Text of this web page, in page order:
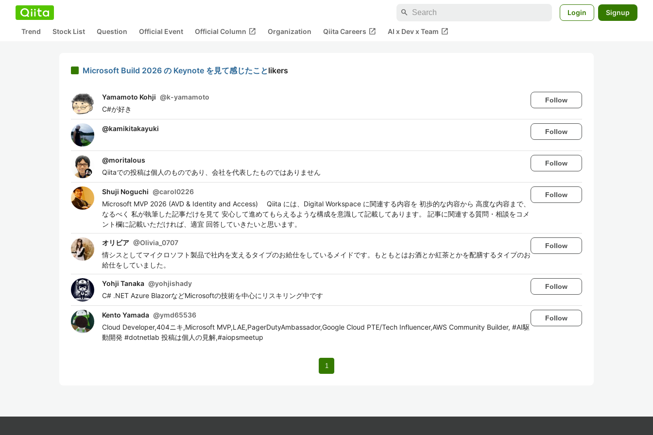
search Login Signup
Trend Stock List Question Official Event Official Column open_in_new Organization Qiita Careers open_in_new AI x Dev x Team open_in_new
Microsoft Build 2026 の Keynote を見て感じたことlikers
Yamamoto Kohji @k-yamamoto
C#が好き
Follow
@kamikitakayuki Follow
@moritalous
Qiitaでの投稿は個人のものであり、会社を代表したものではありません
Follow
Shuji Noguchi @carol0226
Microsoft MVP 2026 (AVD & Identity and Access) Qiita には、Digital Workspace に関連する内容を 初歩的な内容から 高度な内容まで、
なるべく 私が執筆した記事だけを見て 安心して進めてもらえるような構成を意識して記載してあります。 記事に関連する質問・相談をコメ
ント欄に記載いただければ、適宜 回答していきたいと思います。
Follow
オリビア @Olivia_0707
情シスとしてマイクロソフト製品で社内を支えるタイプのお給仕をしているメイドです。もともとはお酒とか紅茶とかを配膳するタイプのお
給仕をしていました。
Follow
Yohji Tanaka @yohjishady
C# .NET Azure BlazorなどMicrosoftの技術を中心にリスキリング中です
Follow
Kento Yamada @ymd65536
Cloud Developer,404ニキ,Microsoft MVP,LAE,PagerDutyAmbassador,Google Cloud PTE/Tech Influencer,AWS Community Builder, #AI駆
動開発 #dotnetlab 投稿は個人の見解,#aiopsmeetup
Follow
1